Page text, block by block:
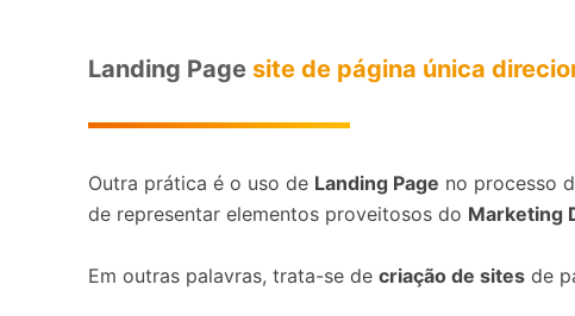
Landing Page site de página única
Outra prática é o uso de Landing Page no processo
de representar elementos proveitosos do Marketing
Em outras palavras, trata-se de criação de sites de